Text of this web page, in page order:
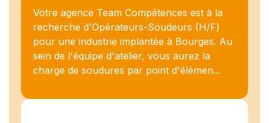
Votre agence Team Compétences est à la
recherche d'Opérateurs-Soudeurs (H/F)
pour une industrie implantée à Bourges. Au
sein de l'équipe d'atelier, vous aurez la
charge de soudures par point d'élémen...